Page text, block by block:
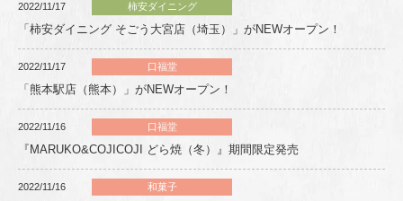
2022/11/17 柿安ダイニング
「柿安ダイニング そごう大宮店（埼玉）」がNEWオープン！
2022/11/17 口福堂
「熊本駅店（熊本）」がNEWオープン！
2022/11/16 口福堂
『MARUKO&COJICOJI どら焼（冬）』期間限定発売
2022/11/16 和菓子